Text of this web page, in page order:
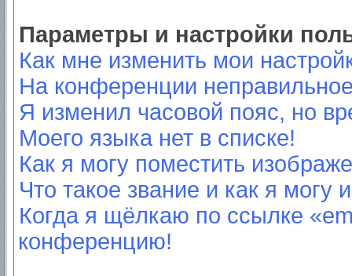
Параметры и настройки
Как мне изменить мои
На конференции
Я изменил часовой пояс, но
Моего языка нет в списке!
Как я могу поместить
Что такое звание и как я могу
Когда я щёлкаю по ссылке
конференцию!